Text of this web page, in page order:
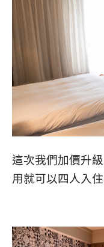
這次我們加價升
用就可以四人入